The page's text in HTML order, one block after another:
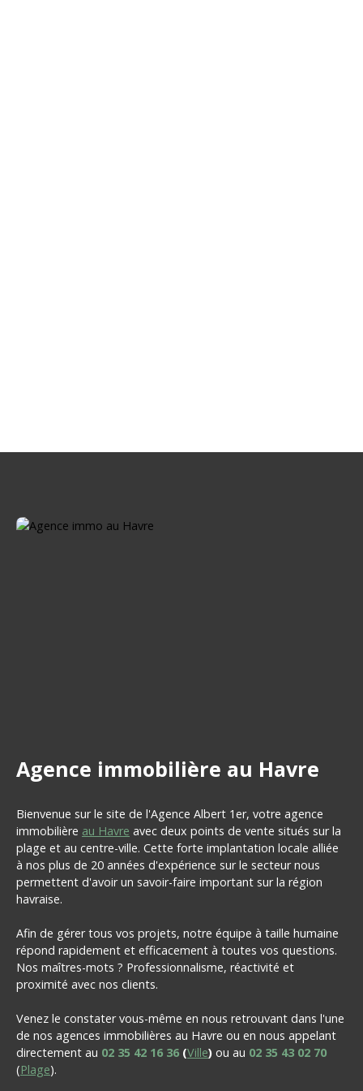
Agence immobilière au Havre
Bienvenue sur le site de l'Agence Albert 1er, votre agence
immobilière au Havre avec deux points de vente situés sur la
plage et au centre-ville. Cette forte implantation locale alliée
à nos plus de 20 années d'expérience sur le secteur nous
permettent d'avoir un savoir-faire important sur la région
havraise.
Afin de gérer tous vos projets, notre équipe à taille humaine
répond rapidement et efficacement à toutes vos questions.
Nos maîtres-mots ? Professionnalisme, réactivité et
proximité avec nos clients.
Venez le constater vous-même en nous retrouvant dans l'une
de nos agences immobilières au Havre ou en nous appelant
directement au 02 35 42 16 36 (Ville) ou au 02 35 43 02 70
(Plage).